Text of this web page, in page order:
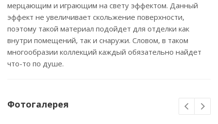
мерцающим и играющим на свету эффектом. Данный
эффект не увеличивает скольжение поверхности,
поэтому такой материал подойдет для отделки как
внутри помещений, так и снаружи. Словом, в таком
многообразии коллекций каждый обязательно найдет
что-то по душе.
Фотогалерея